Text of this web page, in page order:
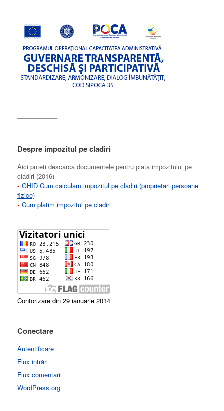
––––––––––
Despre impozitul pe cladiri
Aici puteti descarca documentele pentru plata impozitului pe
cladiri (2016)
• GHID Cum calculam impozitul pe cladiri (proprietari persoane
fizice)
• Cum platim impozitul pe cladiri
Contorizare din 29 ianuarie 2014
Conectare
Autentificare
Flux intrări
Flux comentarii
WordPress.org